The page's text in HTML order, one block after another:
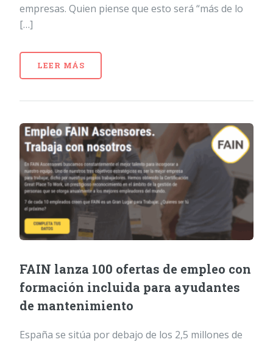
empresas. Quien piense que esto será “más de lo
[…]
LEER MÁS
FAIN lanza 100 ofertas de empleo con
formación incluida para ayudantes
de mantenimiento
España se sitúa por debajo de los 2,5 millones de